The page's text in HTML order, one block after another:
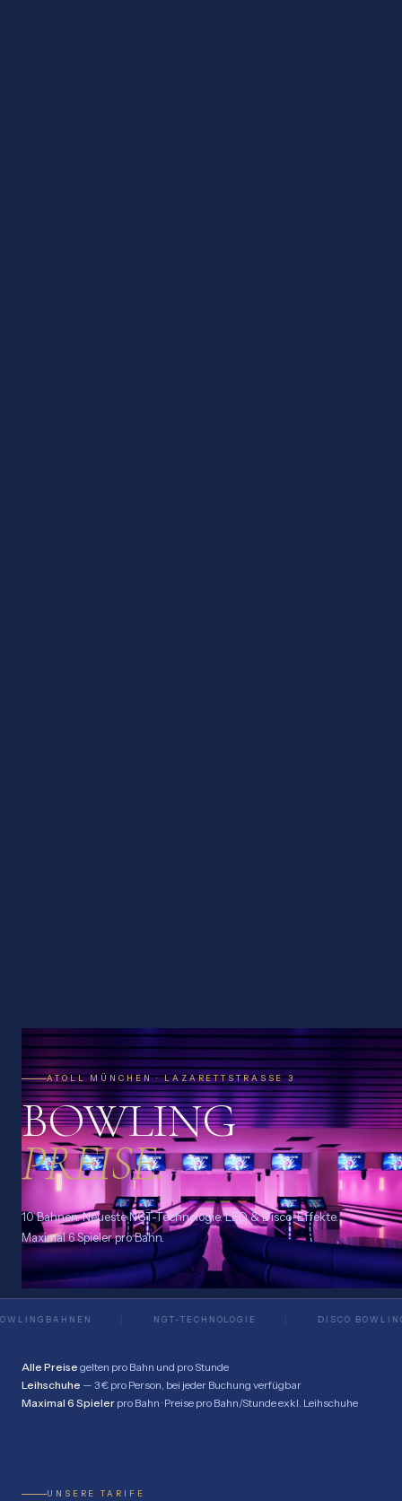
ATOLL MÜNCHEN · LAZARETTSTRASSE 3
BOWLING
PREISE.
10 Bahnen. Neueste NGT-Technologie. LED & Disco-Effekte.
Maximal 6 Spieler pro Bahn.
NGT-TECHNOLOGIE DISCO
Alle Preise gelten pro Bahn und pro Stunde
Leihschuhe — 3 € pro Person, bei jeder Buchung verfügbar
Maximal 6 Spieler pro Bahn · Preise pro Bahn/Stunde exkl. Leihschuhe
UNSERE TARIFE